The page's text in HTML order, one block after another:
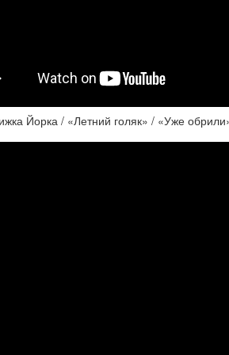
Йорка / «Летний голяк» / «Уже